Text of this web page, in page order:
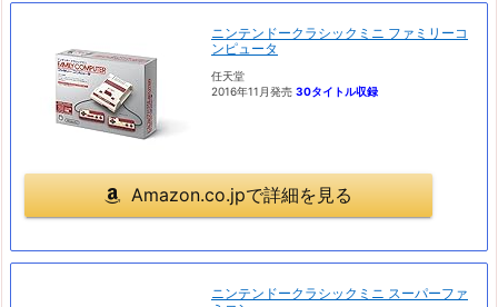
ニンテンドークラシックミニ ファミリーコ
ンピュータ
任天堂
2016年11月発売 30タイトル収録
Amazon.co.jpで詳細を見る
ニンテンドークラシックミニ スーパーファ